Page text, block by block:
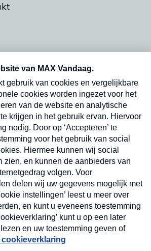
vrijdag- en dinsdagochtend in
Verzend
abonnement op onze
vrijdag- en dinsdagochtend in uw